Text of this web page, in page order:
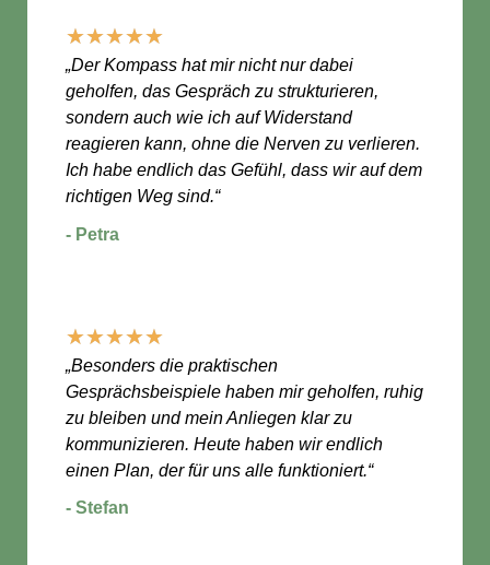
★★★★★
„Der Kompass hat mir nicht nur dabei
geholfen, das Gespräch zu strukturieren,
sondern auch wie ich auf Widerstand
reagieren kann, ohne die Nerven zu verlieren.
Ich habe endlich das Gefühl, dass wir auf dem
richtigen Weg sind.“
- Petra
★★★★★
„Besonders die praktischen
Gesprächsbeispiele haben mir geholfen, ruhig
zu bleiben und mein Anliegen klar zu
kommunizieren. Heute haben wir endlich
einen Plan, der für uns alle funktioniert.“
- Stefan